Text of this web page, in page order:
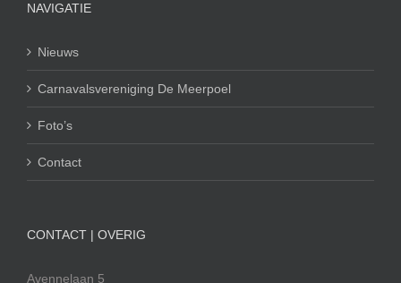
NAVIGATIE
Nieuws
Carnavalsvereniging De Meerpoel
Foto’s
Contact
CONTACT | OVERIG
Avennelaan 5